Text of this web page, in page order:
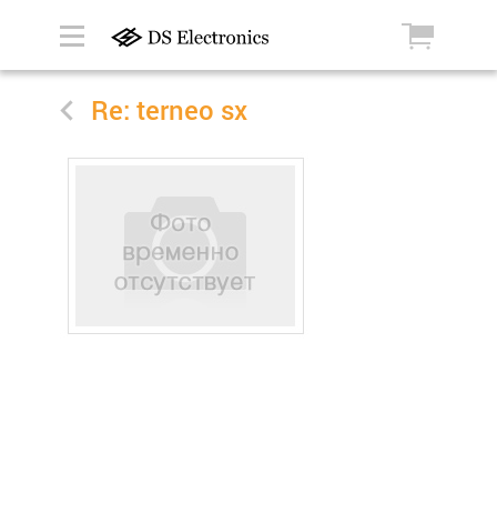
Re: terneo sx